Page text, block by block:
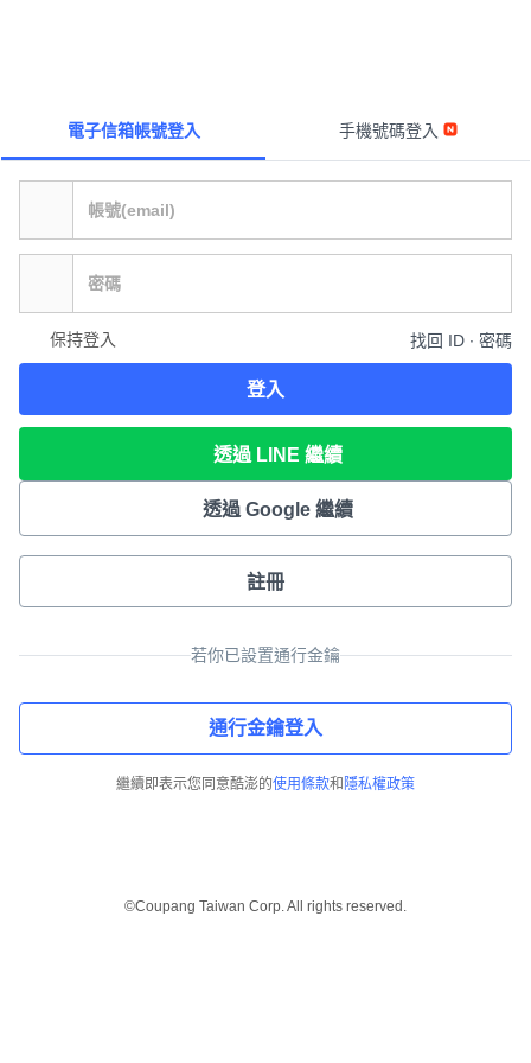
電子信箱帳號登入 手機號碼登入
保持登入 找回 ID ∙ 密碼
登入
透過 LINE 繼續
透過 Google 繼續
註冊
若你已設置通行金鑰
通行金鑰登入
繼續即表示您同意酷澎的使用條款和 隱私權政策
©Coupang Taiwan Corp. All rights reserved.